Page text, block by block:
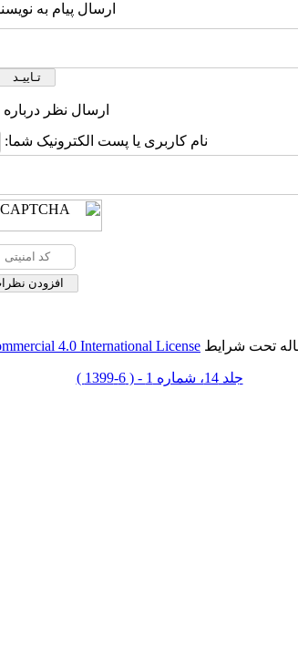
ارسال پیام به
ارسال نظر درباره
نام کاربری یا پست الکترونیک شما:
تحت شرایط 4.0 International License
جلد 14، شماره 1 - ( 6-1399 )